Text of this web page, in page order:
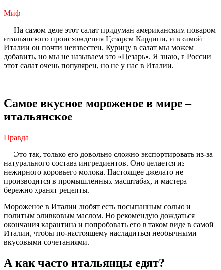
Миф
— На самом деле этот салат придуман американским поваром
итальянского происхождения Цезарем Кардини, и в самой
Италии он почти неизвестен. Курицу в салат мы можем
добавить, но мы не называем это «Цезарь». Я знаю, в России
этот салат очень популярен, но не у нас в Италии.
Самое вкусное мороженое в мире –
итальянское
Правда
— Это так, только его довольно сложно экспортировать из-за
натурального состава ингредиентов. Оно делается из
нежирного коровьего молока. Настоящее джелато не
производится в промышленных масштабах, и мастера
бережно хранят рецепты.
Мороженое в Италии любят есть посыпанным солью и
политым оливковым маслом. Но рекомендую дождаться
окончания карантина и попробовать его в таком виде в самой
Италии, чтобы по-настоящему насладиться необычными
вкусовыми сочетаниями.
А как часто итальянцы едят?